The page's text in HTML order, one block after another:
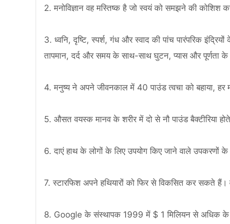
2. मनोविज्ञान वह मस्तिष्क है जो स्वयं को समझने की कोशिश
3. ध्वनि, दृष्टि, स्पर्श, गंध और स्वाद की पांच पारंपरिक
तापमान, दर्द और समय के साथ-साथ घुटन, प्यास और पूर्णता के
4. मनुष्य ने अपने जीवनकाल में 40 पाउंड त्वचा को बहाया, हर
5. औसत वयस्क मानव के शरीर में दो से नौ पाउंड बैक्टीरिया
6. दाएं हाथ के लोगों के लिए उपयोग किए जाने वाले
7. स्टारफिश अपने हथियारों को फिर से विकसित कर सकते
8. Google के संस्थापक 1999 में $ 1 मिलियन से अधिक के